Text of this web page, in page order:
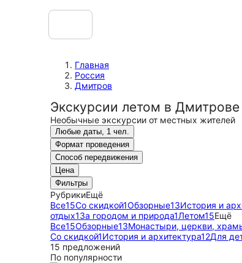
Главная
Россия
Дмитров
Экскурсии летом в Дмитрове
Необычные экскурсии от местных жителей
Любые даты, 1 чел.
Формат проведения
Способ передвижения
Цена
Фильтры
РубрикиЕщё
Все15Со скидкой1Обзорные13История и
отдых1За городом и природа1Летом15Ещё
Все15Обзорные13Монастыри, церкви,
Со скидкой1История и архитектура12Для
15 предложений
По популярности